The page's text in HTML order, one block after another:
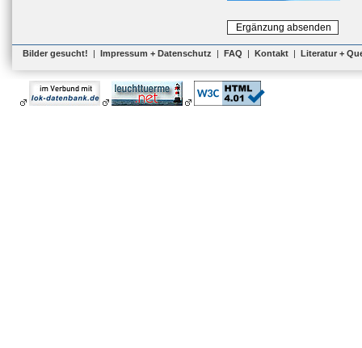
Bilder gesucht! | Impressum + Datenschutz | FAQ | Kontakt | Literatur +